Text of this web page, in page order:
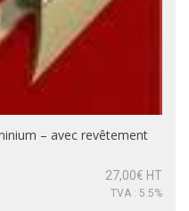
– avec revêtement
27,00€ HT
TVA : 5.5%